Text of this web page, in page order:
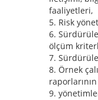
faaliyetleri,
Risk
ölçüm
Örnek